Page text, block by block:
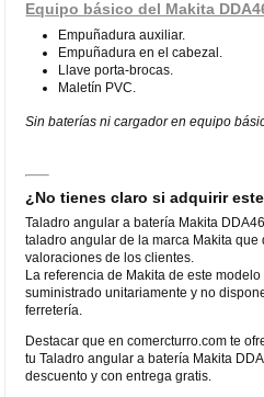
Equipo básico del Makita
Empuñadura auxiliar.
Empuñadura en el cabezal.
Llave porta-brocas.
Maletín PVC.
Sin baterías ni cargador en equipo
¿No tienes claro si adquirir
Taladro angular a batería Makita
taladro angular de la marca Makita que
valoraciones de los clientes.
La referencia de Makita de este
suministrado unitariamente y no
ferretería.
Destacar que en comercturro.com te
tu Taladro angular a batería Makita
descuento y con entrega gratis.